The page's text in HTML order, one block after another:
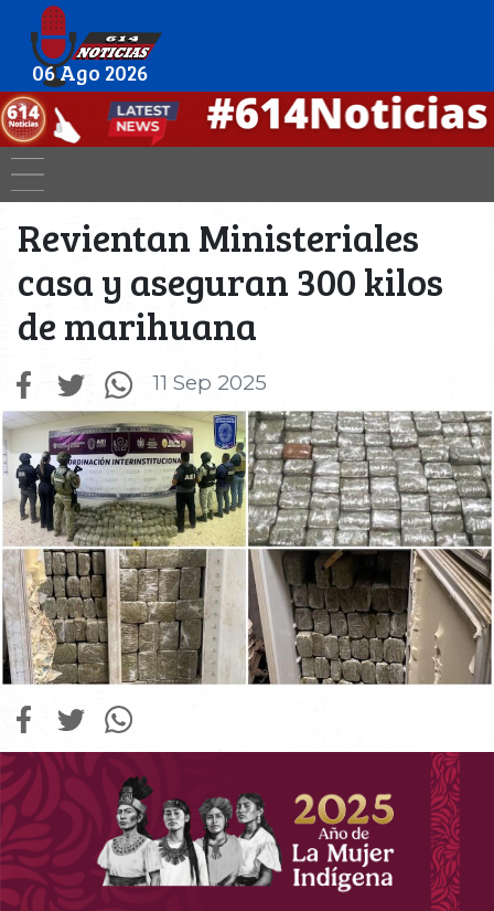
06 Ago 2026
Revientan Ministeriales
casa y aseguran 300 kilos
de marihuana
11 Sep 2025